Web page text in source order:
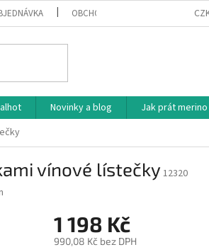
OBCHODNÍ PODMÍNKY
Novinky a blog Jak prát merino
vínové lístečky12320
1 198 Kč
990,08 Kč bez DPH